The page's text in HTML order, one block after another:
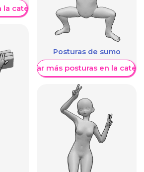
categoría
Posturas de sumo
Mostrar más posturas en la